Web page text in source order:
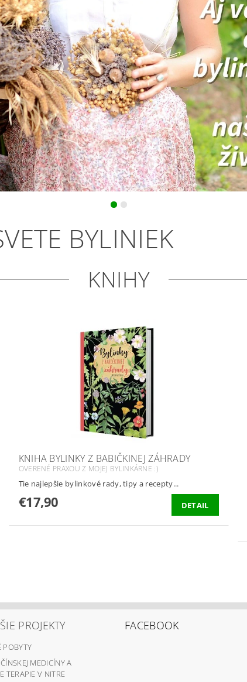
BYLINIEK
KNIHY
KNIHA BYLINKY Z BABIČKINEJ ZÁHRADY
OVERENÉ PRAXOU Z MOJEJ BYLINKÁRNE :)
Tie najlepšie bylinkové rady, tipy a recepty...
€17,90 DETAIL
PROJEKTY
POBYTY
MEDICÍNY A
TERAPIE V NITRE
FACEBOOK